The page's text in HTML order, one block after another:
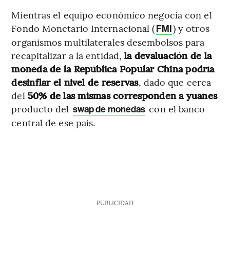
Mientras el equipo económico negocia con el
Fondo Monetario Internacional (FMI) y otros
organismos multilaterales desembolsos para
recapitalizar a la entidad,la devaluación de la
moneda de la República Popular China podría
desinflar el nivel de reservas, dado que cerca
del 50% de las mismas corresponden a yuanes
producto del swap de monedas con el banco
central de ese país.
PUBLICIDAD